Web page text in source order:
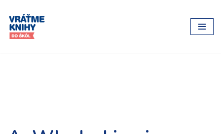
Preskočiť
na